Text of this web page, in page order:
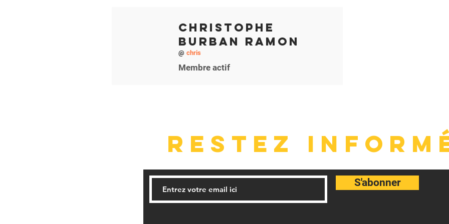
Christophe
Burban Ramon
@ chris
Membre actif
RESTEZ
S'abonner